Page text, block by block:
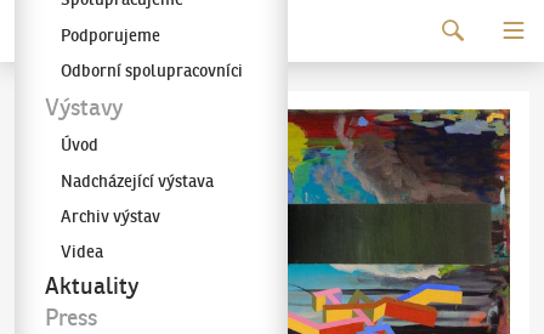
Galerie KODLPodporujeme
Odborní spolupracovníci
Výstavy
Úvod
Nadcházející výstava
Archiv výstav
Videa
Aktuality
Press